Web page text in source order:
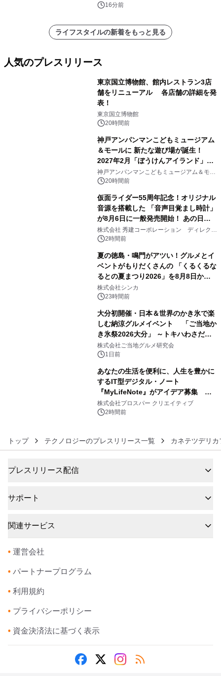
16分前
ライフスタイルの新着をもっと見る
人気のプレスリリース
東京国立博物館、館内レストラン3店
舗をリニューアル 各店舗の詳細を発
表！
東京国立博物館
20時間前
神戸アンパンマンこどもミュージアム
＆モールに 新たな遊び場が誕生！
2027年2月「ぼうけんアイランド」が
オープン
神戸アンパンマンこどもミュージアム＆モー
ル 20時間前
仮面ライダー55周年記念！オリジナル
音源を搭載した 「音声目覚まし時計」
が8月6日に一般発売開始！ あの日の
大興奮が今甦る
株式会社 秀建コーポレーション ディレクト
アートギャラリー
2時間前
夏の徳島・鳴門がアツい！グルメとイ
ベントがもりだくさんの 「くるくるな
るとの夏まつり2026」を8月8日から9
日間開催 ～夏限定メニューや大抽選
会、大学芋スティックの振る舞いも～
株式会社シンカ
23時間前
大分初開催・日本＆世界のかき氷で楽
しむ納涼グルメイベント 「ご当地か
き氷祭2026大分」 ～トキハわさだタ
ウンで8月21日～31日まで11日間限定
開催～
株式会社ご当地グルメ研究会
1日前
あなたの生活を便利に、人生を豊かに
するIT型デジタル・ノート
『MyLifeNote』がアイデア募集 優
秀賞100名に1年間無償試用
株式会社プロスパー クリエイティブ
2時間前
トップ テクノロジーのプレスリリース一覧 カネテツデリ
プレスリリース配信
サポート
関連サービス
• 運営会社
• パートナープログラム
• 利用規約
• プライバシーポリシー
• 資金決済法に基づく表示